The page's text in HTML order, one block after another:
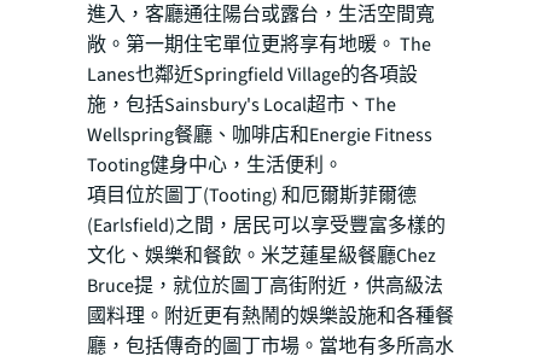
進入，客廳通往陽台或露台，生活空間寬
敞。第一期住宅單位更將享有地暖。 The
Lanes也鄰近Springfield Village的各項設
施，包括Sainsbury's Local超市、The
Wellspring餐廳、咖啡店和Energie Fitness
Tooting健身中心，生活便利。
項目位於圖丁(Tooting) 和厄爾斯菲爾德
(Earlsfield)之間，居民可以享受豐富多樣的
文化、娛樂和餐飲。米芝蓮星級餐廳Chez
Bruce提，就位於圖丁高街附近，供高級法
國料理。附近更有熱鬧的娛樂設施和各種餐
廳，包括傳奇的圖丁市場。當地有多所高水